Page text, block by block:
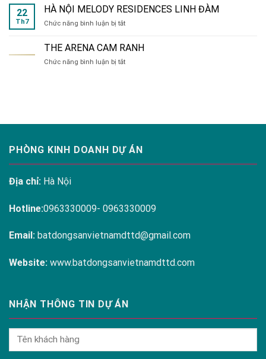
tiện
ích
đa
tại
Melody
22
Th7
HÀ NỘI MELODY RESIDENCES LINH ĐÀM
Chức năng bình luận bị tắtở
NỘI
MELODY
RESIDENCES
THE ARENA CAM RANH
Chức năng bình luận bị tắtở
PHÒNG KINH DOANH DỰ ÁN
Địa chỉ: Hà Nội
Hotline:0963330009- 0963330009
Email: batdongsanvietnamdttd@gmail.com
Website: www.batdongsanvietnamdttd.com
NHẬN THÔNG TIN DỰ ÁN